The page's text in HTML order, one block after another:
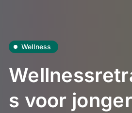
Wellness
s voor